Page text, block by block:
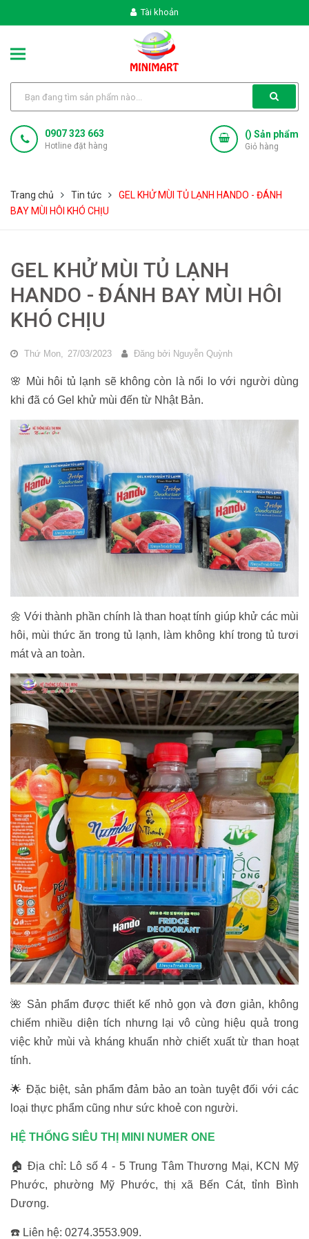
Tài khoản
0907 323 663
Hotline đặt hàng
() Sản phẩm
Giỏ hàng
Trang chủ Tin tức
GEL KHỬ MÙI TỦ LẠNH HANDO - ĐÁNH
BAY MÙI HÔI KHÓ CHỊU
GEL KHỬ MÙI TỦ LẠNH
HANDO - ĐÁNH BAY MÙI HÔI
KHÓ CHỊU
Thứ Mon, 27/03/2023 Đăng bởi Nguyễn Quỳnh
🌸 Mùi hôi tủ lạnh sẽ không còn là nổi lo với người dùng
khi đã có Gel khử mùi đến từ Nhật Bản.
🌼 Với thành phần chính là than hoạt tính giúp khử các mùi
hôi, mùi thức ăn trong tủ lạnh, làm không khí trong tủ tươi
mát và an toàn.
🌺 Sản phẩm được thiết kế nhỏ gọn và đơn giản, không
chiếm nhiều diện tích nhưng lại vô cùng hiệu quả trong
việc khử mùi và kháng khuẩn nhờ chiết xuất từ than hoạt
tính.
🌟 Đặc biệt, sản phẩm đảm bảo an toàn tuyệt đối với các
loại thực phẩm cũng như sức khoẻ con người.
HỆ THỐNG SIÊU THỊ MINI NUMER ONE
🏠 Địa chỉ: Lô số 4 - 5 Trung Tâm Thương Mại, KCN Mỹ
Phước, phường Mỹ Phước, thị xã Bến Cát, tỉnh Bình
Dương.
☎️ Liên hệ: 0274.3553.909.